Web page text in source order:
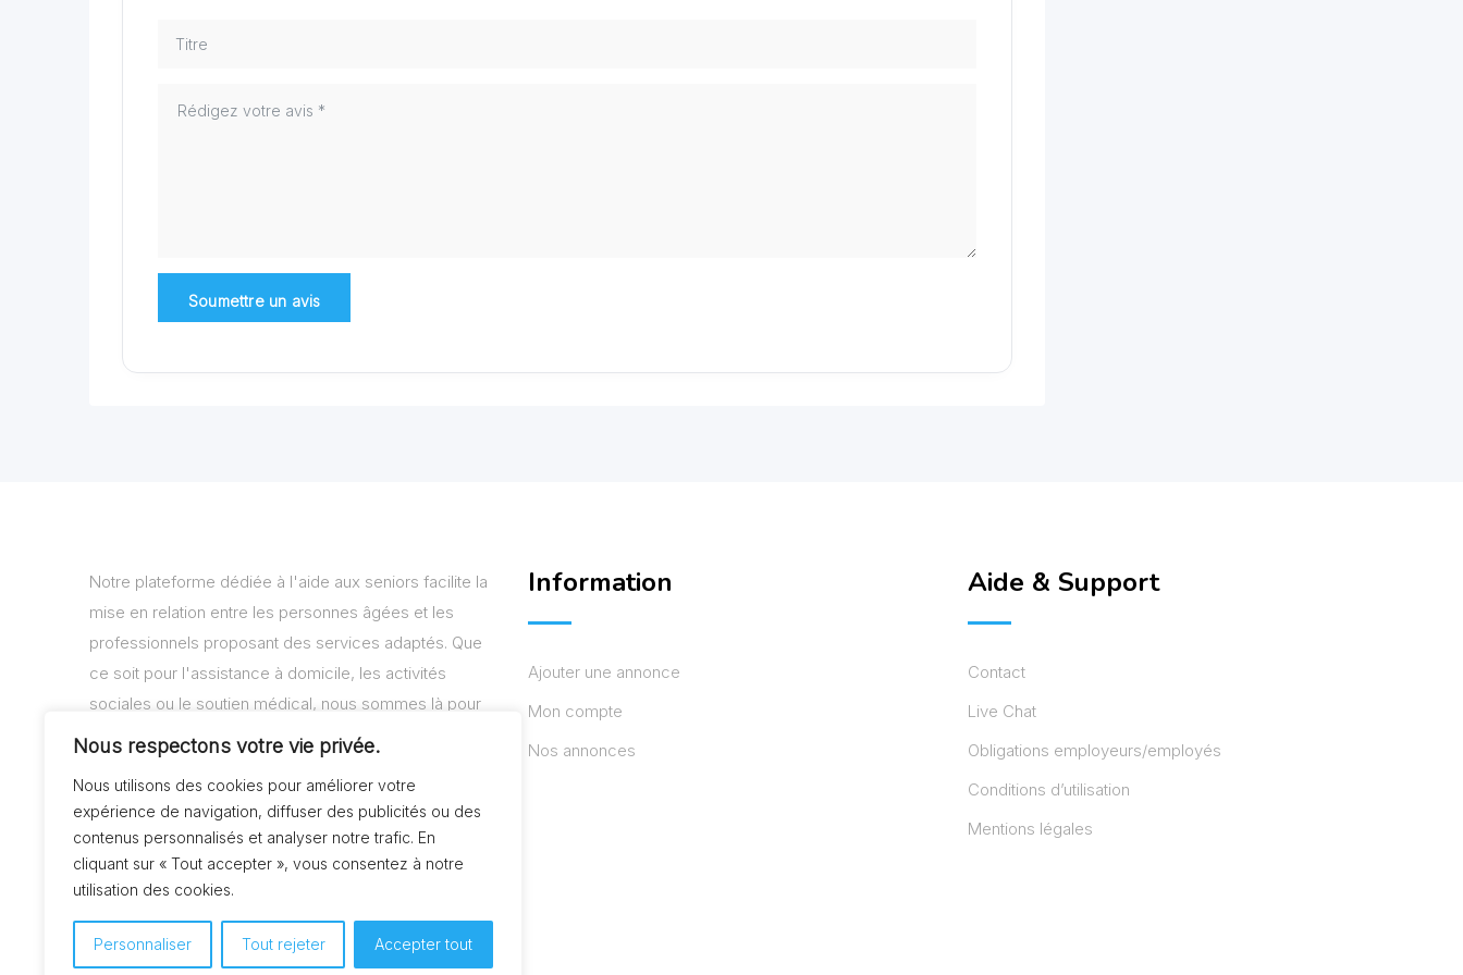
Nous respectons votre vie privée.
Nous utilisons des cookies pour améliorer votre
expérience de navigation, diffuser des publicités ou des
contenus personnalisés et analyser notre trafic. En
cliquant sur « Tout accepter », vous consentez à notre
utilisation des cookies.
Personnaliser Tout rejeter Accepter tout
Notre plateforme dédiée à l'aide aux seniors facilite la
mise en relation entre les personnes âgées et les
professionnels proposant des services adaptés. Que
ce soit pour l'assistance à domicile, les activités
sociales ou le soutien médical, nous sommes là pour
vous aider à trouver les solutions adaptées à vos
Information
Ajouter une annonce
Mon compte
Nos annonces
Aide & Support
Contact
Live Chat
Obligations employeurs/employés
Conditions d’utilisation
Mentions légales